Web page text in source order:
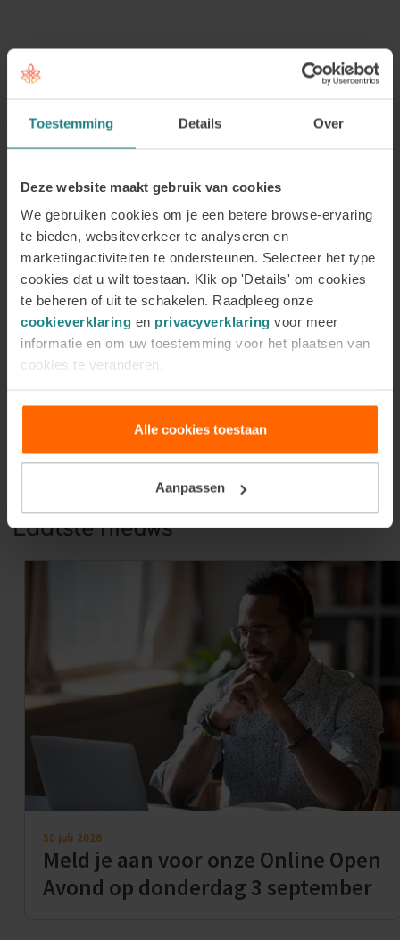
Toestemming Details Over
Deze website maakt gebruik van cookies
We gebruiken cookies om je een betere browse-ervaring
te bieden, websiteverkeer te analyseren en
marketingactiviteiten te ondersteunen. Selecteer het type
cookies dat u wilt toestaan. Klik op 'Details' om cookies
te beheren of uit te schakelen. Raadpleeg onze
cookieverklaring en privacyverklaring voor meer
informatie en om uw toestemming voor het plaatsen van
cookies te veranderen.
Alle cookies toestaan
Aanpassen
Schrijf je in voor de
Achternaam
E-
mailadres
Uw gegevens worden gebruikt voor het versturen van onze nieuwsbrief
Laatste nieuws
30 juli 2026
Meld je aan voor onze Online Open
Avond op donderdag 3 september